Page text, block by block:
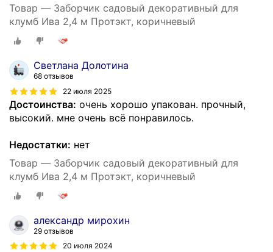
Товар — Заборчик садовый декоративный для
клумб Ива 2,4 м Протэкт, коричневый
Светлана Долотина
68 отзывов
22 июля 2025
Достоинства: очень хорошо упакован. прочный,
высокий. мне очень всё понравилось.
Недостатки: нет
Товар — Заборчик садовый декоративный для
клумб Ива 2,4 м Протэкт, коричневый
александр мирохин
29 отзывов
20 июля 2024